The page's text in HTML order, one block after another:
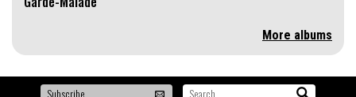
More albums